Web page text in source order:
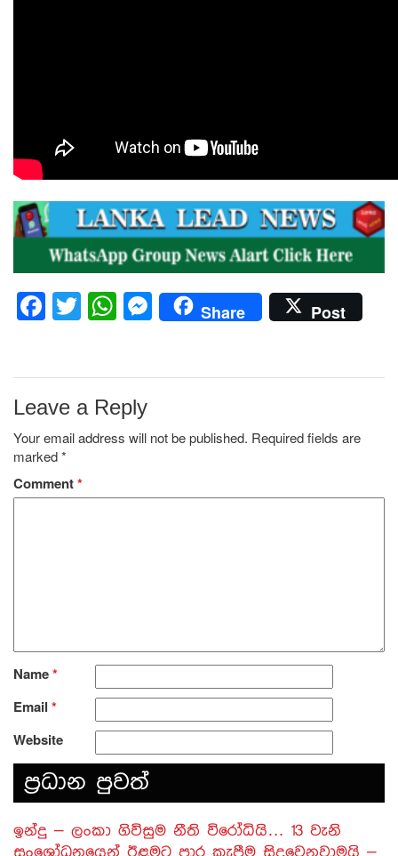
Facebook
Twitter
WhatsApp
Messenger
Share Post
Leave a Reply
Your email address will not be published. Required fields are
marked*
Comment*
Name*
Email *
Website
ප‍්‍රධාන පුවත්
​ඉන්දු – ලංකා ගිවිසුම නීති විරෝධියි… 13 වැනි
සංශෝධනයෙන් ඊළමට පාර කැපීම සිදුවෙනවාමයි –